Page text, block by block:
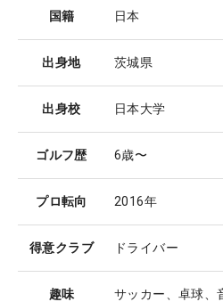
国籍 日本
出身地 茨城県
出身校 日本大学
ゴルフ歴 6歳〜
プロ転向 2016年
得意クラブ ドライバー
趣味 サッカー、卓球、